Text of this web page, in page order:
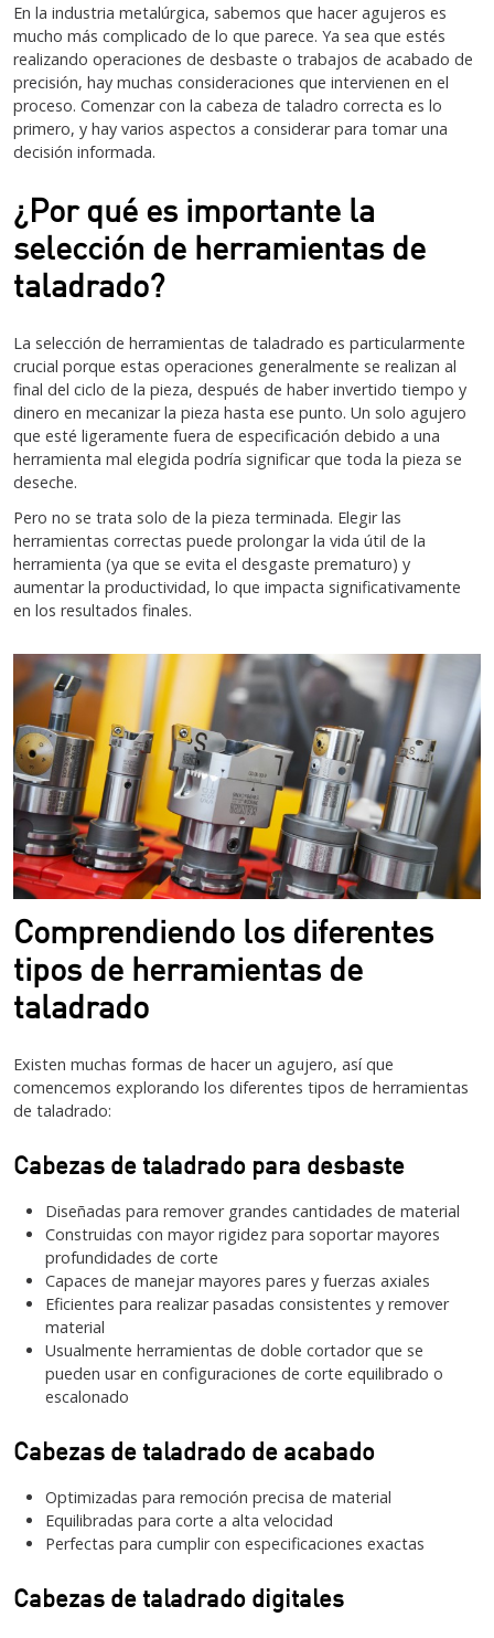
En la industria metalúrgica, sabemos que hacer agujeros es
mucho más complicado de lo que parece. Ya sea que estés
realizando operaciones de desbaste o trabajos de acabado de
precisión, hay muchas consideraciones que intervienen en el
proceso. Comenzar con la cabeza de taladro correcta es lo
primero, y hay varios aspectos a considerar para tomar una
decisión informada.
¿Por qué es importante la
selección de herramientas de
taladrado?
La selección de herramientas de taladrado es particularmente
crucial porque estas operaciones generalmente se realizan al
final del ciclo de la pieza, después de haber invertido tiempo y
dinero en mecanizar la pieza hasta ese punto. Un solo agujero
que esté ligeramente fuera de especificación debido a una
herramienta mal elegida podría significar que toda la pieza se
deseche.
Pero no se trata solo de la pieza terminada. Elegir las
herramientas correctas puede prolongar la vida útil de la
herramienta (ya que se evita el desgaste prematuro) y
aumentar la productividad, lo que impacta significativamente
en los resultados finales.
Comprendiendo los diferentes
tipos de herramientas de
taladrado
Existen muchas formas de hacer un agujero, así que
comencemos explorando los diferentes tipos de herramientas
de taladrado:
Cabezas de taladrado para desbaste
Diseñadas para remover grandes cantidades de material
Construidas con mayor rigidez para soportar mayores
profundidades de corte
Capaces de manejar mayores pares y fuerzas axiales
Eficientes para realizar pasadas consistentes y remover
material
Usualmente herramientas de doble cortador que se
pueden usar en configuraciones de corte equilibrado o
escalonado
Cabezas de taladrado de acabado
Optimizadas para remoción precisa de material
Equilibradas para corte a alta velocidad
Perfectas para cumplir con especificaciones exactas
Cabezas de taladrado digitales